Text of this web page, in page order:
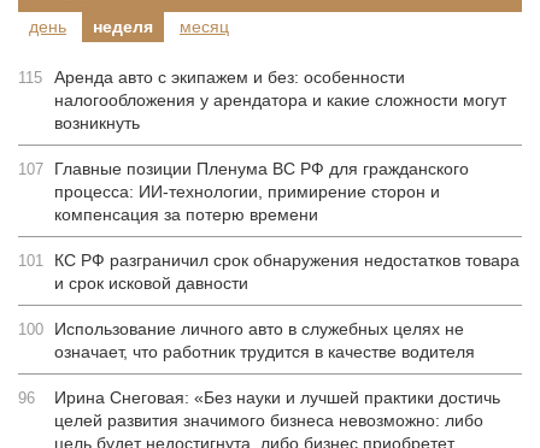
день
неделя месяц
115
Аренда авто с экипажем и без: особенности
налогообложения у арендатора и какие сложности могут
возникнуть
107
Главные позиции Пленума ВС РФ для гражданского
процесса: ИИ-технологии, примирение сторон и
компенсация за потерю времени
101
КС РФ разграничил срок обнаружения недостатков товара
и срок исковой давности
100
Использование личного авто в служебных целях не
означает, что работник трудится в качестве водителя
96
Ирина Снеговая: «Без науки и лучшей практики достичь
целей развития значимого бизнеса невозможно: либо
цель будет недостигнута, либо бизнес приобретет